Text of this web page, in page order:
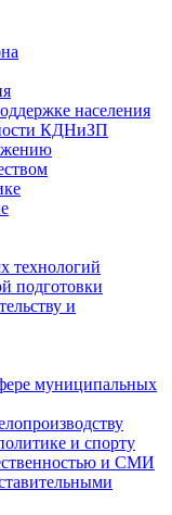
населения
КДНиЗП
технологий
подготовки
и
муниципальных
и спорту
и СМИ